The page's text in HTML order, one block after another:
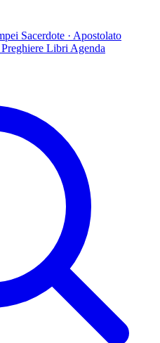
Sacerdote · Apostolato
Preghiere Libri Agenda